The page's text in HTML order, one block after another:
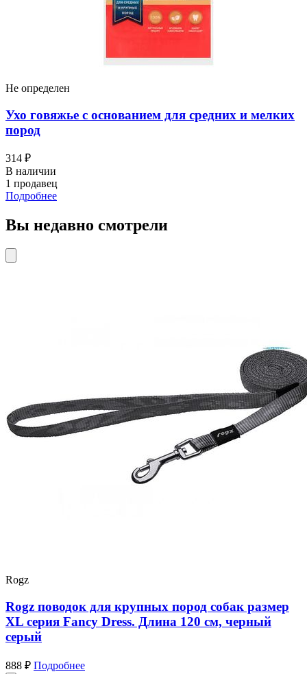
Не определен
Ухо говяжье с основанием для средних и мелких
пород
314 ₽
В наличии
1 продавец
Подробнее
Вы недавно смотрели
Rogz
Rogz поводок для крупных пород собак размер
XL серия Fancy Dress. Длина 120 см, черный
серый
888 ₽ Подробнее